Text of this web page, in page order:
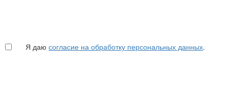
Я даю согласие на обработку персональных данных.